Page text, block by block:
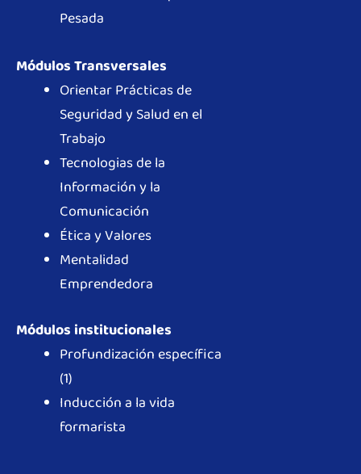
Pesada
Módulos Transversales
Orientar Prácticas de
Seguridad y Salud en el
Trabajo
Tecnologias de la
Información y la
Comunicación
Ética y Valores
Mentalidad
Emprendedora
Módulos institucionales
Profundización específica
(1)
Inducción a la vida
formarista